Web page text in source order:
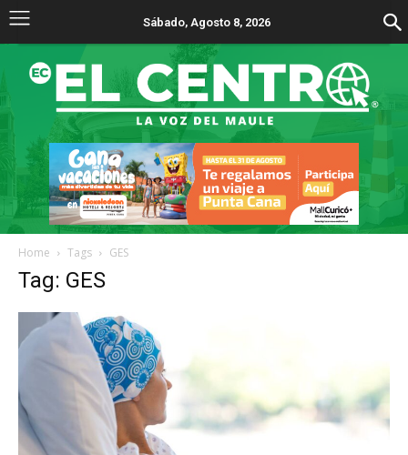
Sábado, Agosto 8, 2026
Home Tags GES
Tag: GES